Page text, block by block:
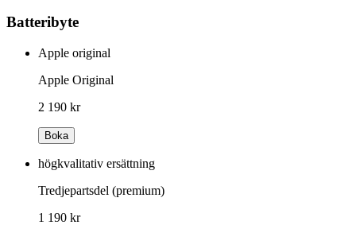
Batteribyte
Apple original
Apple Original
2 190 kr
Boka
högkvalitativ ersättning
Tredjepartsdel (premium)
1 190 kr